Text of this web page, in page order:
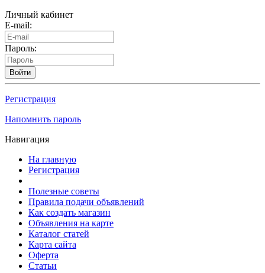
Личный кабинет
E-mail:
Пароль:
Войти
Регистрация
Напомнить пароль
Навигация
На главную
Регистрация
Полезные советы
Правила подачи объявлений
Как создать магазин
Объявления на карте
Каталог статей
Карта сайта
Оферта
Статьи